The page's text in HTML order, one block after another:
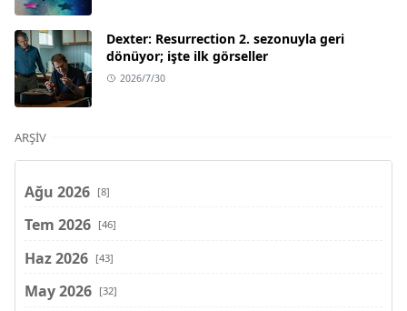
Dexter: Resurrection 2. sezonuyla geri
dönüyor; işte ilk görseller
2026/7/30
ARŞIV
Ağu 2026 [8]
Tem 2026 [46]
Haz 2026 [43]
May 2026 [32]